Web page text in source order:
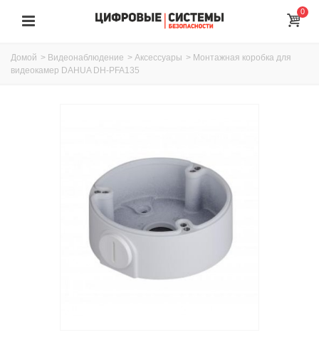
0
Домой > Видеонаблюдение > Аксессуары > Монтажная коробка для
видеокамер DAHUA DH-PFA135